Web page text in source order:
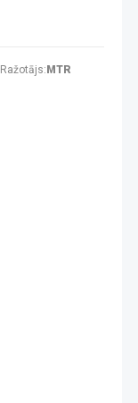
Ražotājs: MTR